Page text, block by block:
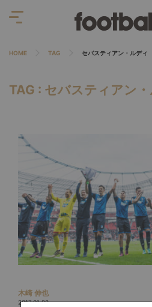
HOME TAG セバスティアン・ルディ
TAG : セバスティアン・
木崎 伸也
2017.01.28